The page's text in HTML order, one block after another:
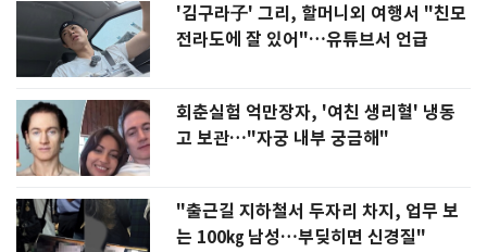
'김구라子' 그리, 할머니외 여행서 "친모
전라도에 잘 있어"…유튜브서 언급
회춘실험 억만장자, '여친 생리혈' 냉동
고 보관…"자궁 내부 궁금해"
"출근길 지하철서 두자리 차지, 업무 보
는 100㎏ 남성…부딪히면 신경질"